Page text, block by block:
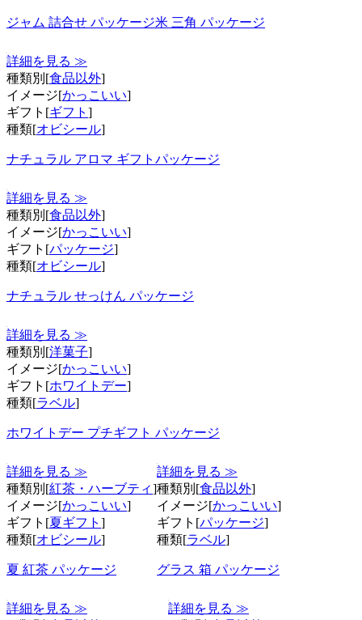
ジャム 詰合せ パッケージ米 三角 パッケージ
詳細を見る ≫
種類別[食品以外]
イメージ[かっこいい]
ギフト[ギフト ]
種類[オビシール]
ナチュラル アロマ ギフトパッケージ
詳細を見る ≫
種類別[食品以外]
イメージ[かっこいい]
ギフト[パッケージ]
種類[オビシール]
ナチュラル せっけん パッケージ
詳細を見る ≫
種類別[洋菓子]
イメージ[かっこいい]
ギフト[ホワイトデー]
種類[ラベル]
ホワイトデー プチギフト パッケージ
詳細を見る ≫
種類別[紅茶・ハーブティ]
イメージ[かっこいい]
ギフト[夏ギフト ]
種類[オビシール]
夏 紅茶 パッケージ
詳細を見る ≫
種類別[食品以外]
イメージ[かっこいい]
ギフト[パッケージ]
種類[ラベル]
グラス 箱 パッケージ
詳細を見る ≫
詳細を見る ≫